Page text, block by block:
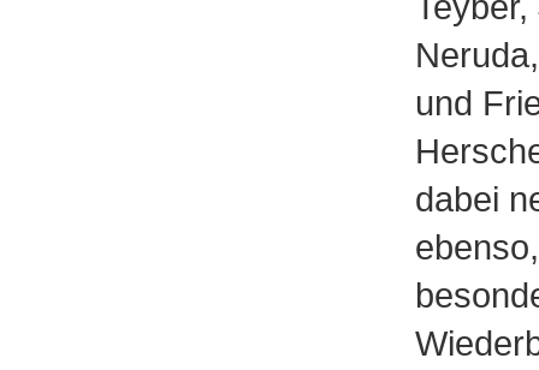
und
dabei